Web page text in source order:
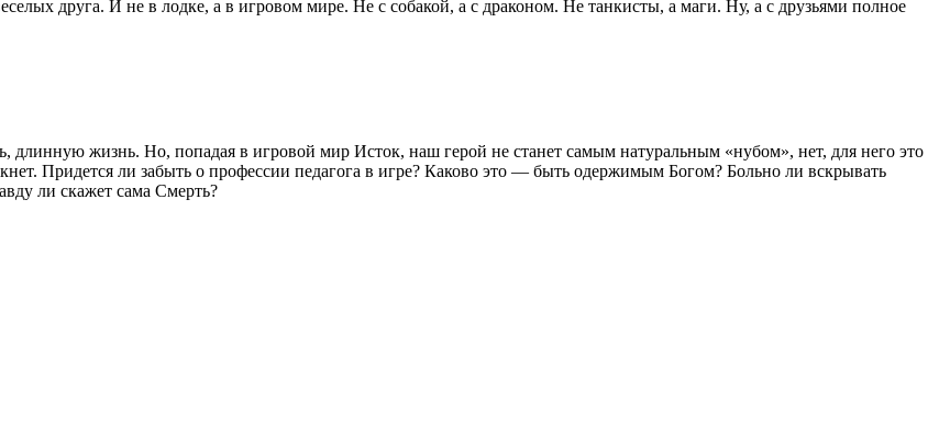
друга. И не в лодке, а в игровом мире. Не с собакой, а с драконом. Не танкисты, а маги. Ну, а с друзьями полное
длинную жизнь. Но, попадая в игровой мир Исток, наш герой не станет самым натуральным «нубом», нет, для него это
Придется ли забыть о профессии педагога в игре? Каково это — быть одержимым Богом? Больно ли вскрывать
ли скажет сама Смерть?